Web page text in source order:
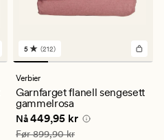
212
anmeldelser
med
en
gjennomsnittlig
vurdering
på
5
5 (212)
Verbier
Garnfarget flanell sengesett
gammelrosa
Nåværende pris
Nå449,95 kr
Vanlig pris 899,90 kr
Før899,90 kr